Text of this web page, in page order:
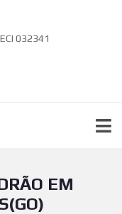
032341
EM